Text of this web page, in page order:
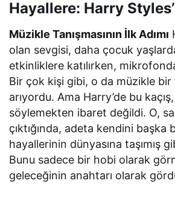
Hayallere: Harry
Müzikle Tanışmasının İlk Adımı
olan sevgisi, daha çocuk
etkinliklere katılırken,
Bir çok kişi gibi, o da müzikle bir
arıyordu. Ama Harry’de bu
söylemekten ibaret değildi. O,
çıktığında, adeta kendini başka
hayallerinin dünyasına taşımış
Bunu sadece bir hobi olarak
geleceğinin anahtarı olarak